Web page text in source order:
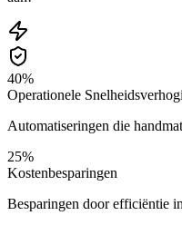
40%
Operationele
Automatiseringen die
25%
Kostenbesparingen
Besparingen door efficiëntie